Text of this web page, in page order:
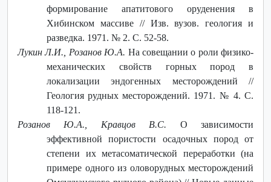
формирование апатитового оруденения в
Хибинском массиве // Изв. вузов. геология и
разведка. 1971. № 2. С. 52-58.
Лукин Л.И., Розанов Ю.А. На совещании о роли физико-
механических свойств горных пород в
локализации эндогенных месторождений //
Геология рудных месторождений. 1971. № 4. С.
118-121.
Розанов Ю.А., Кравцов В.С. О зависимости
эффективной пористости осадочных пород от
степени их метасоматической переработки (на
примере одного из оловорудных месторождений